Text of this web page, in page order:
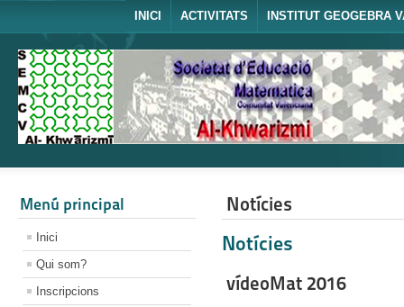
INICI ACTIVITATS INSTITUT GEOGEBRA
Menú principal
Inici
Qui som?
Inscripcions
Notícies
Notícies
vídeoMat 2016